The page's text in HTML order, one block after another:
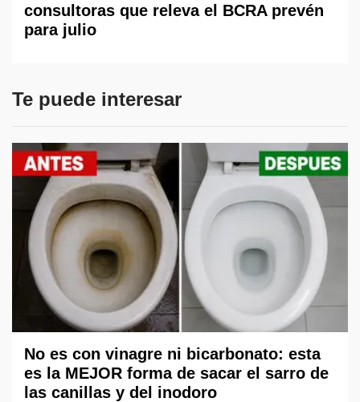
consultoras que releva el BCRA prevén
para julio
Te puede interesar
No es con vinagre ni bicarbonato: esta
es la MEJOR forma de sacar el sarro de
las canillas y del inodoro